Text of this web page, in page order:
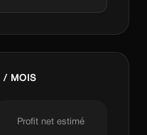
/ MOIS
Profit net estimé